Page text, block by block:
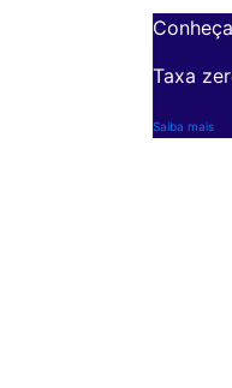
Taxa
Saiba mais